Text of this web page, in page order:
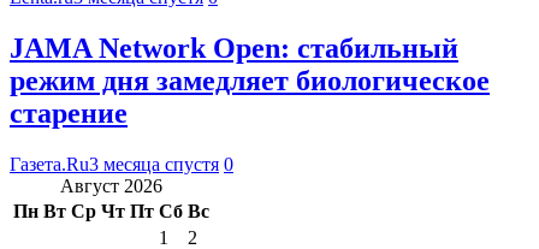
JAMA Network Open: стабильный
режим дня замедляет биологическое
старение
Газета.Ru3 месяца спустя 0
Август 2026
Пн Вт Ср Чт Пт Сб Вс
1
2